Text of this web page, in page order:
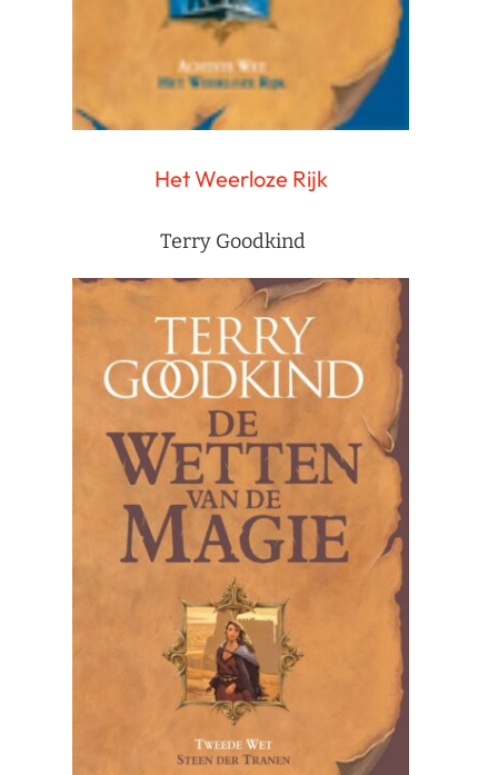
Het Weerloze Rijk
Terry Goodkind